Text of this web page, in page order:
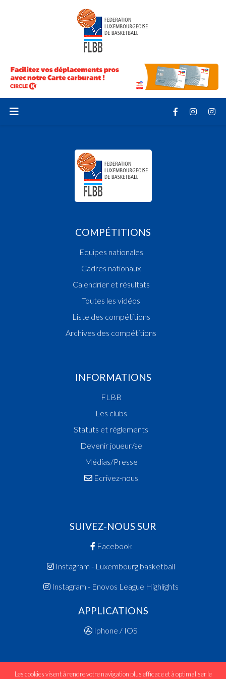
COMPÉTITIONS
Equipes nationales
Cadres nationaux
Calendrier et résultats
Toutes les vidéos
Liste des compétitions
Archives des compétitions
INFORMATIONS
FLBB
Les clubs
Statuts et réglements
Devenir joueur/se
Médias/Presse
Ecrivez-nous
SUIVEZ-NOUS SUR
Facebook
Instagram - Luxembourg.basketball
Instagram - Enovos League Highlights
APPLICATIONS
Iphone / IOS
Les cookies visent à rendre votre navigation plus efficace et à optimaliser le